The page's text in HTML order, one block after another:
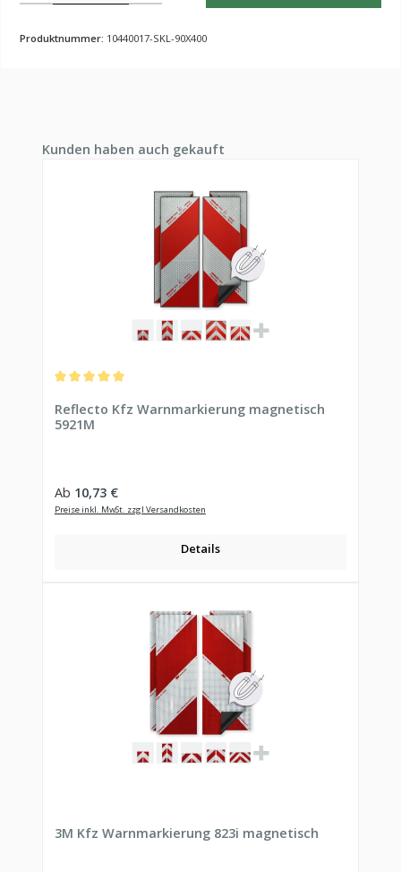
Produktnummer: 10440017-SKL-90X400
Produktgalerie überspringen
Kunden haben auch gekauft
Reflecto Kfz Warnmarkierung magnetisch
5921M
Regulärer Preis:
Ab 10,73 €
Preise inkl. MwSt. zzgl Versandkosten
Details
3M Kfz Warnmarkierung 823i magnetisch